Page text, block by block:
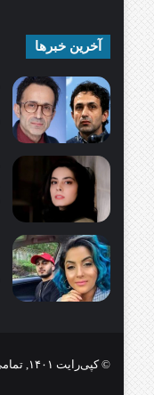
آخرین خبرها
© کپی‌رایت ۱۴۰۱, تمامی حقوق وب سایت متعلق به کاشمر سلام می باشد |